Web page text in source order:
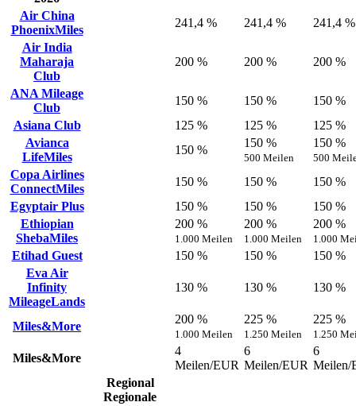
Air China
PhoenixMiles
241,4 % 241,4 %
241,4 %
Air India
Maharaja
Club
200 % 200 % 200 %
ANA Mileage
Club
150 % 150 %
150 %
Asiana Club
125 % 125 %
125 %
Avianca
LifeMiles
150 %
150 %
500 Meilen
150 %
500
Copa Airlines
ConnectMiles
150 % 150 %
150 %
Egyptair Plus
150 % 150 %
150 %
Ethiopian
ShebaMiles
200 %
1.000 Meilen
200 %
1.000 Meilen
200 %
1.000
Etihad Guest 150 % 150 %
150 %
Eva Air
Infinity
MileageLands
130 % 130 % 130 %
Miles&More
200 %
1.000 Meilen
225 %
1.250 Meilen
225 %
1.250
Miles&More
4
Meilen/EUR
6
Meilen/EUR
6
Meilen/
Regional
Regionale